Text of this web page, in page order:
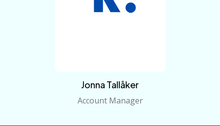
Jonna Tallåker
Account Manager